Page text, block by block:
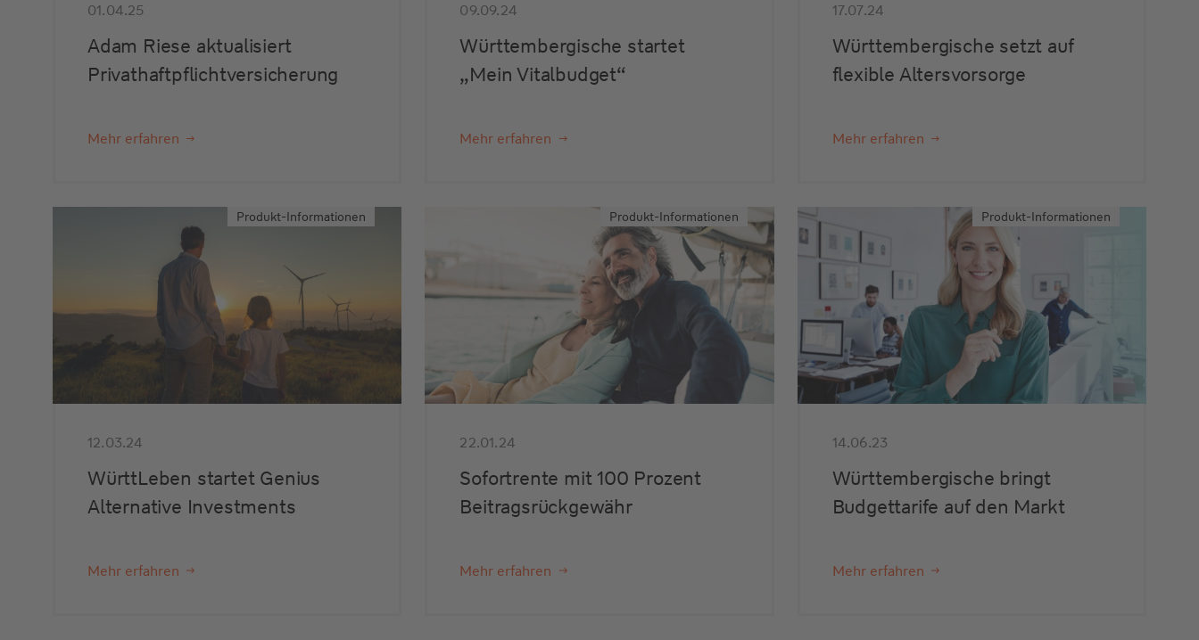
01.04.25
Adam Riese aktualisiert
Privathaftpflichtversicherung
Mehr erfahren
09.09.24
Württembergische startet
„Mein Vitalbudget“
Mehr erfahren
17.07.24
Württembergische setzt auf
flexible Altersvorsorge
Mehr erfahren
Produkt-Informationen
12.03.24
WürttLeben startet Genius
Alternative Investments
Mehr erfahren
Produkt-Informationen
22.01.24
Sofortrente mit 100 Prozent
Beitragsrückgewähr
Mehr erfahren
Produkt-Informationen
14.06.23
Württembergische bringt
Budgettarife auf den Markt
Mehr erfahren